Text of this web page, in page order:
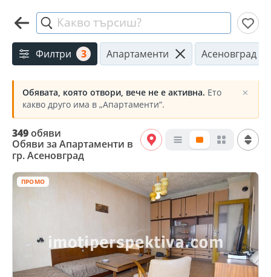
Какво търсиш?
Филтри 3 Апартаменти Асеновград
Обявата, която отвори, вече не е активна. Ето
какво друго има в „Апартаменти“.
✕
349обяви
Обяви за Апартаменти в
гр. Асеновград
ПРОМО